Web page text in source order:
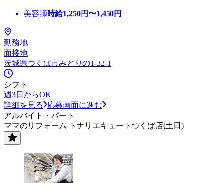
美容師時給1,250円〜1,450円
勤務地
面接地
茨城県つくば市みどりの1-32-1
シフト
週3日からOK
詳細を見る
応募画面に進む
アルバイト・パート
ママのリフォーム トナリエキュートつくば店(土日)